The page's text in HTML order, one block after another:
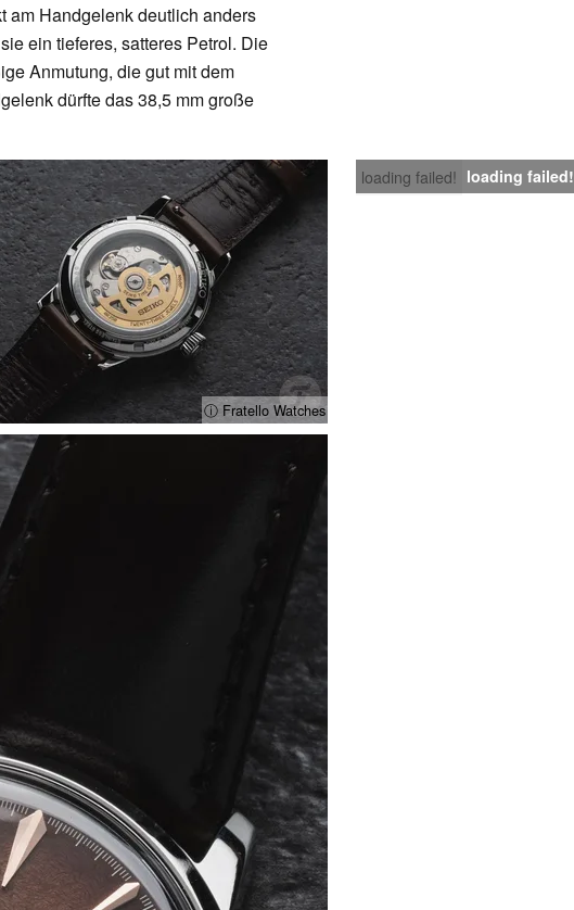
am Handgelenk deutlich anders
ein tieferes, satteres Petrol. Die
Anmutung, die gut mit dem
dürfte das 38,5 mm große
loading failed! loading failed!
ⓘ Fratello Watches